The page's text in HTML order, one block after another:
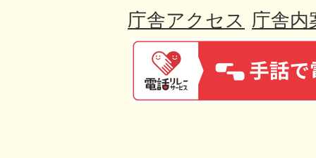
庁舎アクセス 庁舎内